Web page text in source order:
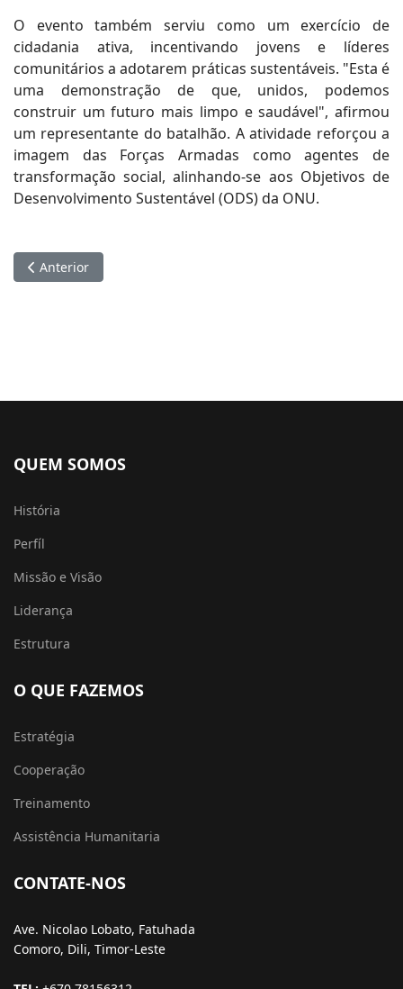
O evento também serviu como um exercício de
cidadania ativa, incentivando jovens e líderes
comunitários a adotarem práticas sustentáveis. "Esta é
uma demonstração de que, unidos, podemos
construir um futuro mais limpo e saudável", afirmou
um representante do batalhão. A atividade reforçou a
imagem das Forças Armadas como agentes de
transformação social, alinhando-se aos Objetivos de
Desenvolvimento Sustentável (ODS) da ONU.
Artigo anterior: Força 2º Batalhão realiza Marcha Forçada
Anterior
QUEM SOMOS
História
Perfíl
Missão e Visão
Liderança
Estrutura
O QUE FAZEMOS
Estratégia
Cooperação
Treinamento
Assistência Humanitaria
CONTATE-NOS
Ave. Nicolao Lobato, Fatuhada
Comoro, Dili, Timor-Leste